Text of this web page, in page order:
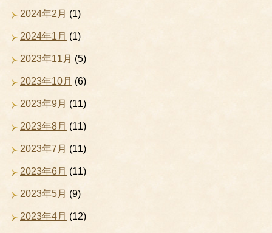
2024年2月 (1)
2024年1月 (1)
2023年11月 (5)
2023年10月 (6)
2023年9月 (11)
2023年8月 (11)
2023年7月 (11)
2023年6月 (11)
2023年5月 (9)
2023年4月 (12)